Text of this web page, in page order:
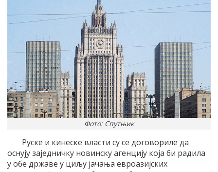
Фото: Спутњик
Руске и кинеске власти су се договориле да
оснуjу заjедничку новинску агенциjу коjа би радила
у обе државе у циљу jачања евроазиjских